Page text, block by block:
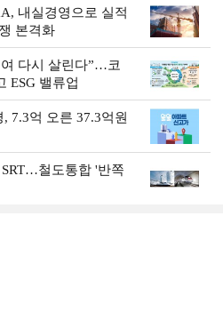
내실경영으로 실적
본격화
다시 살린다”…코
ESG 밸류업
7.3억 오른 37.3억원
철도통합 '반쪽